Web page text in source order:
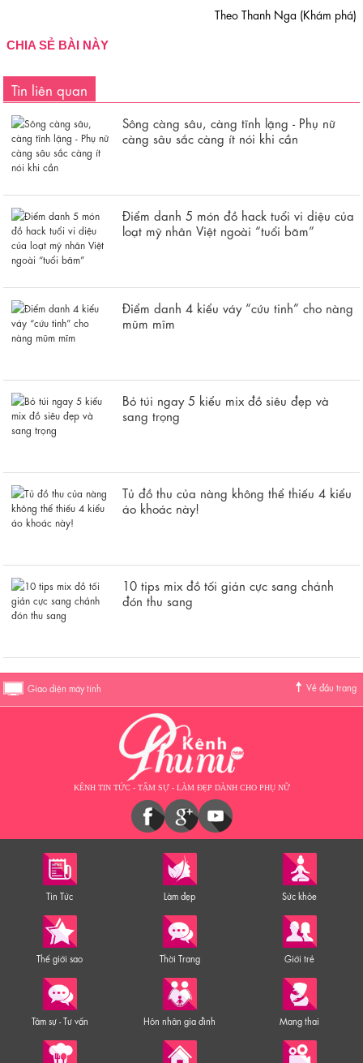
Theo Thanh Nga (Khám phá)
CHIA SẺ BÀI NÀY
Tin liên quan
Sông càng sâu, càng tĩnh lặng - Phụ nữ
càng sâu sắc càng ít nói khi cần
Điểm danh 5 món đồ hack tuổi vi diệu của
loạt mỹ nhân Việt ngoài “tuổi băm”
Điểm danh 4 kiểu váy “cứu tinh” cho nàng
mũm mĩm
Bỏ túi ngay 5 kiểu mix đồ siêu đẹp và
sang trọng
Tủ đồ thu của nàng không thể thiếu 4 kiểu
áo khoác này!
10 tips mix đồ tối giản cực sang chảnh
đón thu sang
Giao diện máy tính Về đầu trang
KÊNH TIN TỨC - TÂM SỰ - LÀM ĐẸP DÀNH CHO PHỤ NỮ
Tin Tức Làm đẹp Sức khỏe
Thế giới sao Thời Trang Giới trẻ
Tâm sự - Tư vấn Hôn nhân gia đình Mang thai